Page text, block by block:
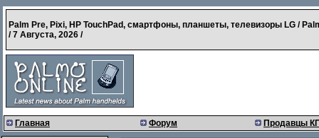
Palm Pre, Pixi, HP TouchPad, смартфоны, планшеты, телевизоры LG /
/7 Августа, 2026 /
Главная Форум Продавцы